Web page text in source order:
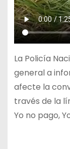
La Policía
general a
afecte la
través de la
Yo no pago,